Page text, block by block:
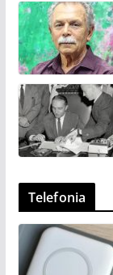
Telefonia